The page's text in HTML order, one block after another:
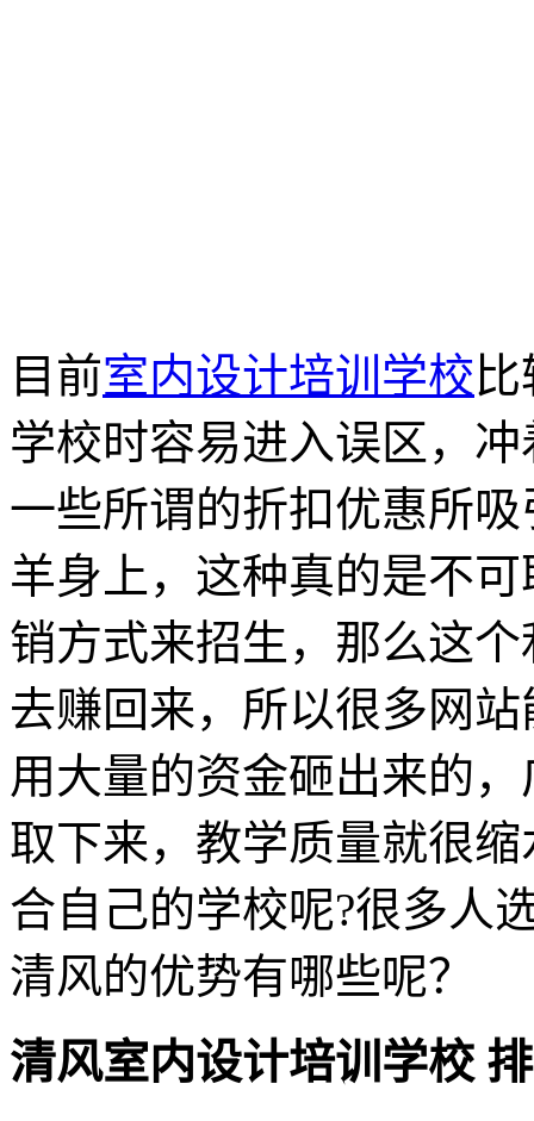
目前室内设计培训学校
学校时容易进入误区，
一些所谓的折扣优惠所
羊身上，这种真的是不
销方式来招生，那么这
去赚回来，所以很多网
用大量的资金砸出来的
取下来，教学质量就很
合自己的学校呢?很多人
清风的优势有哪些呢？
清风室内设计培训学校